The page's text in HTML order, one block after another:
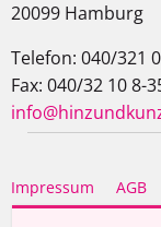
20099 Hamburg
Telefon: 040/321
Fax: 040/32 10 8-
Impressum AGB